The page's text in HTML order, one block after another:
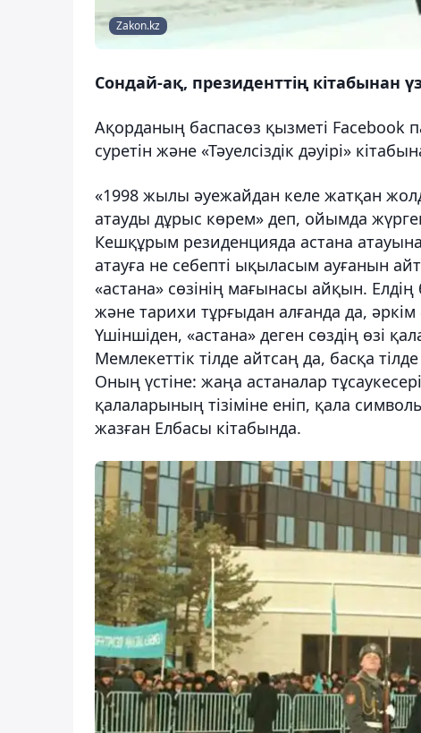
Zakon.kz
Сондай-ақ, президенттің кітабынан
Ақорданың баспасөз қызметі Facebook
суретін және «Тәуелсіздік дәуірі»
«1998 жылы әуежайдан келе жатқан
атауды дұрыс көрем» деп, ойымда
Кешқұрым резиденцияда астана
атауға не себепті ықыласым ауғанын
«астана» сөзінің мағынасы айқын.
және тарихи тұрғыдан алғанда да,
Үшіншіден, «астана» деген сөздің өзі
Мемлекеттік тілде айтсаң да, басқа
Оның үстіне: жаңа астаналар
қалаларының тізіміне еніп, қала
жазған Елбасы кітабында.